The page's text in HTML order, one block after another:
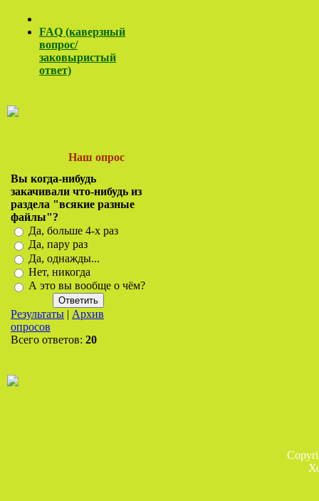
FAQ (каверзный
вопрос/
заковыристый
ответ)
Наш опрос
Вы когда-нибудь
закачивали что-нибудь из
раздела "всякие разные
файлы"?
Да, больше 4-х раз
Да, пару раз
Да, однажды...
Нет, никогда
А это вы вообще о чём?
Результаты | Архив
опросов
Всего ответов: 20